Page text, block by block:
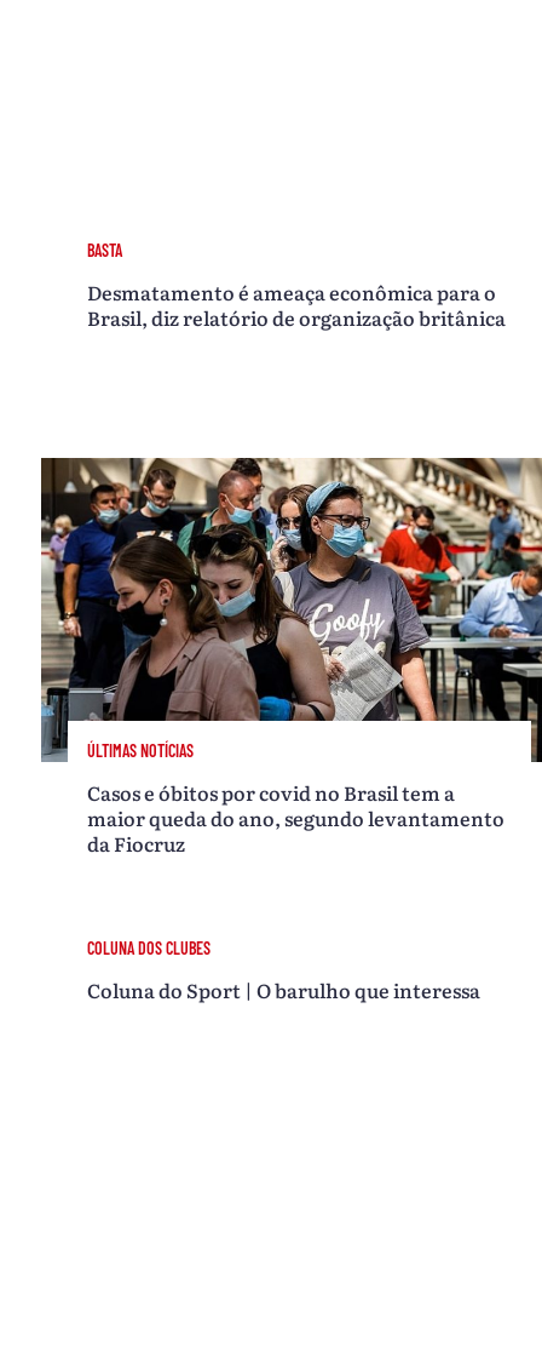
BASTA
Desmatamento é ameaça econômica para o
Brasil, diz relatório de organização britânica
ÚLTIMAS NOTÍCIAS
Casos e óbitos por covid no Brasil tem a
maior queda do ano, segundo levantamento
da Fiocruz
COLUNA DOS CLUBES
Coluna do Sport | O barulho que interessa